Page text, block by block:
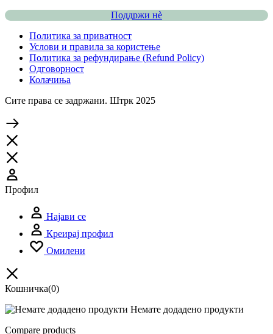
Поддржи нѐ
Политика за приватност
Услови и правила за користење
Политика за рефундирање (Refund Policy)
Одговорност
Колачиња
Сите права се задржани. Штрк 2025
Профил
Најави се
Креирај профил
Омилени
Кошничка(0)
Немате додадено продукти
Compare products